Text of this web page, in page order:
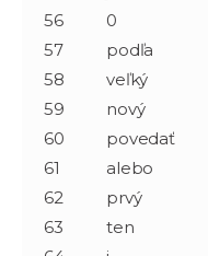
56
0
57
podľa
58
veľký
59
nový
60
povedať
61
alebo
62
prvý
63
ten